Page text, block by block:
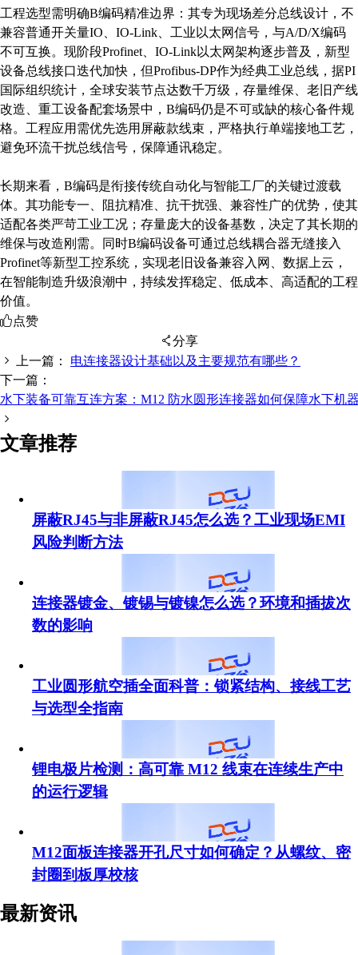
工程选型需明确B编码精准边界：其专为现场差分总线设计，不
兼容普通开关量IO、IO-Link、工业以太网信号，与A/D/X编码
不可互换。现阶段Profinet、IO-Link以太网架构逐步普及，新型
设备总线接口迭代加快，但Profibus-DP作为经典工业总线，据PI
国际组织统计，全球安装节点达数千万级，存量维保、老旧产线
改造、重工设备配套场景中，B编码仍是不可或缺的核心备件规
格。工程应用需优先选用屏蔽款线束，严格执行单端接地工艺，
避免环流干扰总线信号，保障通讯稳定。
长期来看，B编码是衔接传统自动化与智能工厂的关键过渡载
体。其功能专一、阻抗精准、抗干扰强、兼容性广的优势，使其
适配各类严苛工业工况；存量庞大的设备基数，决定了其长期的
维保与改造刚需。同时B编码设备可通过总线耦合器无缝接入
Profinet等新型工控系统，实现老旧设备兼容入网、数据上云，
在智能制造升级浪潮中，持续发挥稳定、低成本、高适配的工程
价值。
点赞
分享
上一篇： 电连接器设计基础以及主要规范有哪些？
下一篇：
水下装备可靠互连方案：M12 防水圆形连接器如何保障水下机
文章推荐
屏蔽RJ45与非屏蔽RJ45怎么选？工业现场EMI
风险判断方法
连接器镀金、镀锡与镀镍怎么选？环境和插拔次
数的影响
工业圆形航空插全面科普：锁紧结构、接线工艺
与选型全指南
锂电极片检测：高可靠 M12 线束在连续生产中
的运行逻辑
M12面板连接器开孔尺寸如何确定？从螺纹、密
封圈到板厚校核
最新资讯